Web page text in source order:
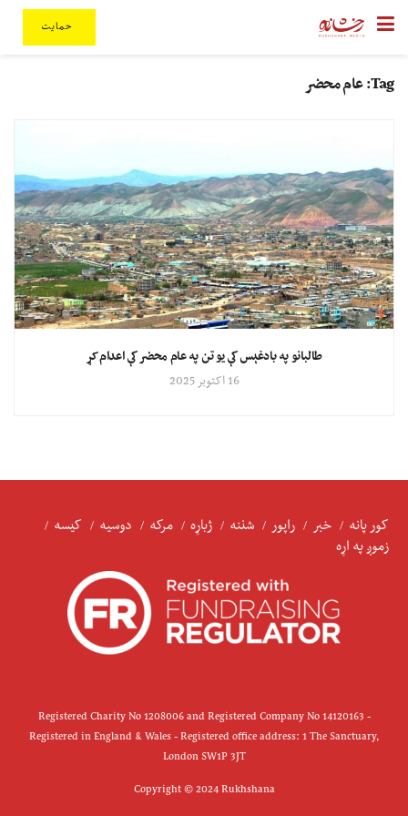
حمایت
Tag: عام محضر
طالبانو په بادغېس کې یو تن په عام محضر کې اعدام کړ
16 اکتوبر 2025
کور پانه خبر راپور شننه ژباړه مرکه دوسیه
کیسه
زموږ په اړه
Registered Charity No 1208006 and Registered Company No 14120163 -
Registered in England & Wales - Registered office address: 1 The Sanctuary,
London SW1P 3JT
Copyright © 2024 Rukhshana